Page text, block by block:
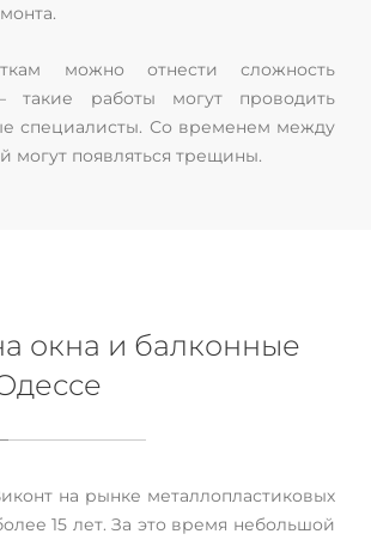
можно отнести сложность
такие работы могут проводить
специалисты. Со временем между
могут появляться трещины.
окна и балконные
на рынке металлопластиковых
15 лет. За это время небольшой